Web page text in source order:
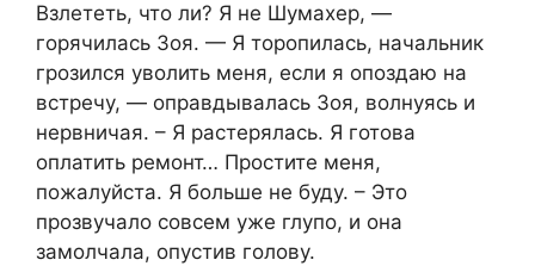
Взлететь, что ли? Я не Шумахер, —
горячилась Зоя. — Я торопилась, начальник
грозился уволить меня, если я опоздаю на
встречу, — оправдывалась Зоя, волнуясь и
нервничая. – Я растерялась. Я готова
оплатить ремонт… Простите меня,
пожалуйста. Я больше не буду. – Это
прозвучало совсем уже глупо, и она
замолчала, опустив голову.